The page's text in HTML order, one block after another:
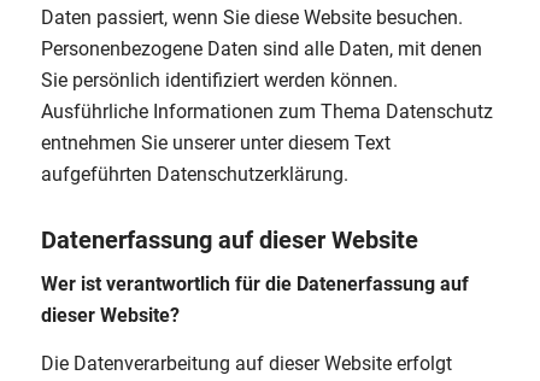
Daten passiert, wenn Sie diese Website besuchen.
Personenbezogene Daten sind alle Daten, mit denen
Sie persönlich identifiziert werden können.
Ausführliche Informationen zum Thema Datenschutz
entnehmen Sie unserer unter diesem Text
aufgeführten Datenschutzerklärung.
Datenerfassung auf dieser Website
Wer ist verantwortlich für die Datenerfassung auf
dieser Website?
Die Datenverarbeitung auf dieser Website erfolgt